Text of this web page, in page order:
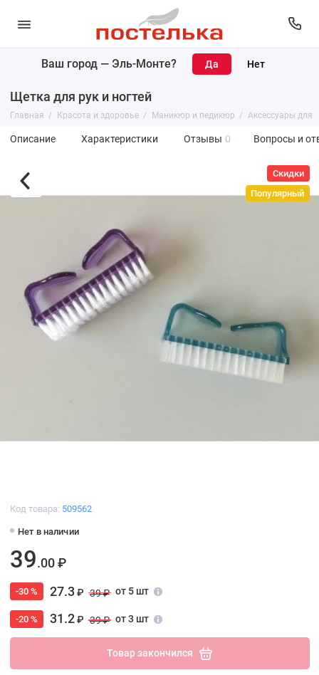
Ваш город — Эль-Монте?
Щетка для рук и ногтей
Главная Красота и здоровье Маникюр и педикюр Аксессуары для
Описание Характеристики Отзывы 0 Вопросы и
Скидки
Популярный
Код товара: 509562
Нет в наличии
39.00 ₽
-30 % 27.3₽ 39 ₽ от 5 шт
-20 % 31.2₽ 39 ₽ от 3 шт
Товар закончился